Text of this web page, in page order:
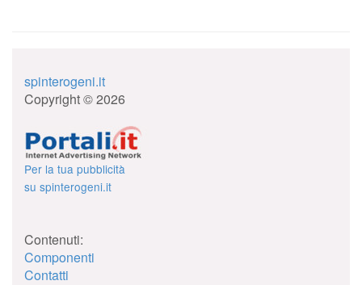
spinterogeni.it
Copyright © 2026
Per la tua pubblicità
su spinterogeni.it
Contenuti:
Componenti
Contatti